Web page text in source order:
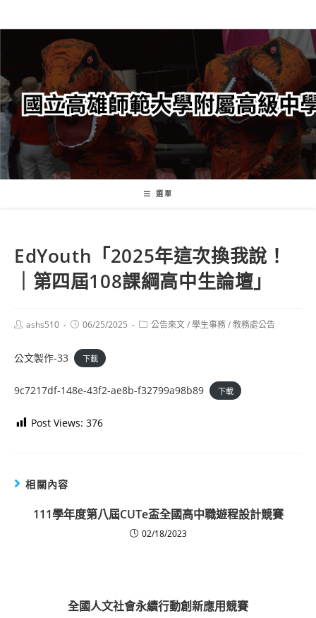
轉
要
內
容
選單
EdYouth「2025年這次換我說！
｜第四屆108課綱高中生論壇」
Postashs510
Post06/25/2025
Post公告來文/學生事務/教務處公告
公文製作-33 下載
9c7217df-148e-43f2-ae8b-f32799a98b89 下載
Post Views: 376
相關內容
111學年度第八屆CUTe盃全國高中職遊程設計競賽
02/18/2023
全國人文社會永續行動創新應用競賽